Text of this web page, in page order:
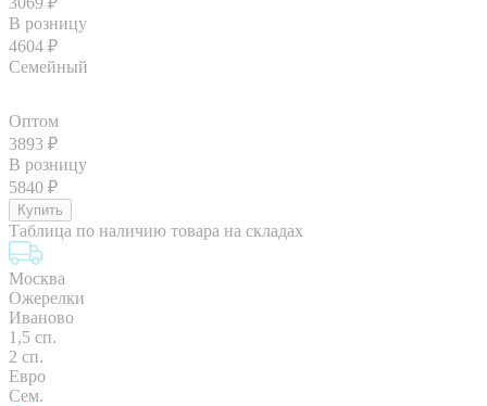
В розницу
4604 ₽
Семейный
Оптом
3893 ₽
В розницу
5840 ₽
Таблица по наличию товара на складах
Москва
Ожерелки
Иваново
1,5 сп.
2 сп.
Евро
Сем.